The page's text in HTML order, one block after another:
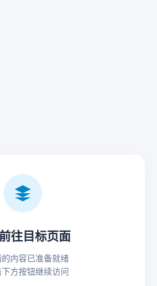
往目标页面
内容已准备就绪
方按钮继续访问